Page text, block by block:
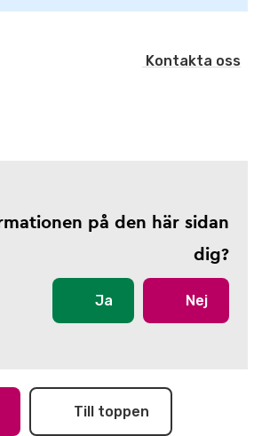
Kontakta oss
på den här sidan
dig?
Ja Nej
Till toppen